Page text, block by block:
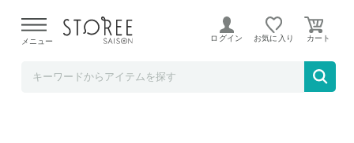
よる配送遅延が発生しております。
メニュー ログイン お気に入り
しまんとのお米 コシヒカリ 2合